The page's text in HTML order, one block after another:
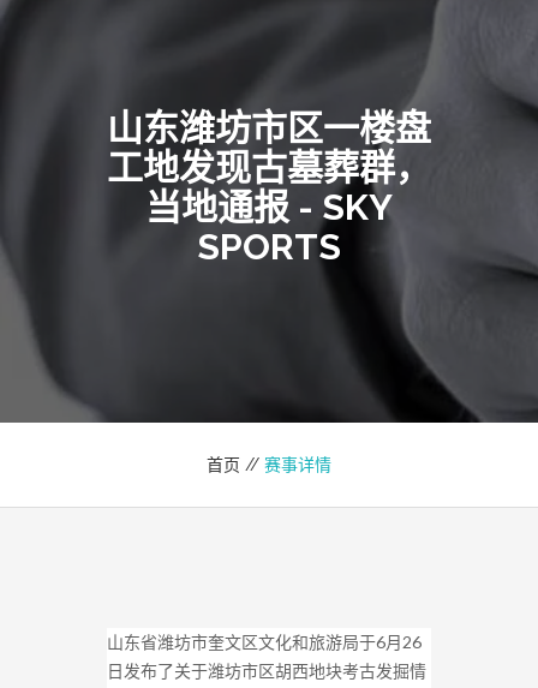
山东潍坊市区一楼盘
工地发现古墓葬群，
当地通报 - SKY
SPORTS
首页 // 赛事详情
山东省潍坊市奎文区文化和旅游局于6月26
日发布了关于潍坊市区胡西地块考古发掘情